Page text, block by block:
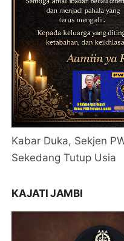
Kabar Duka, Sekjen
Sekedang Tutup Usia
KAJATI JAMBI